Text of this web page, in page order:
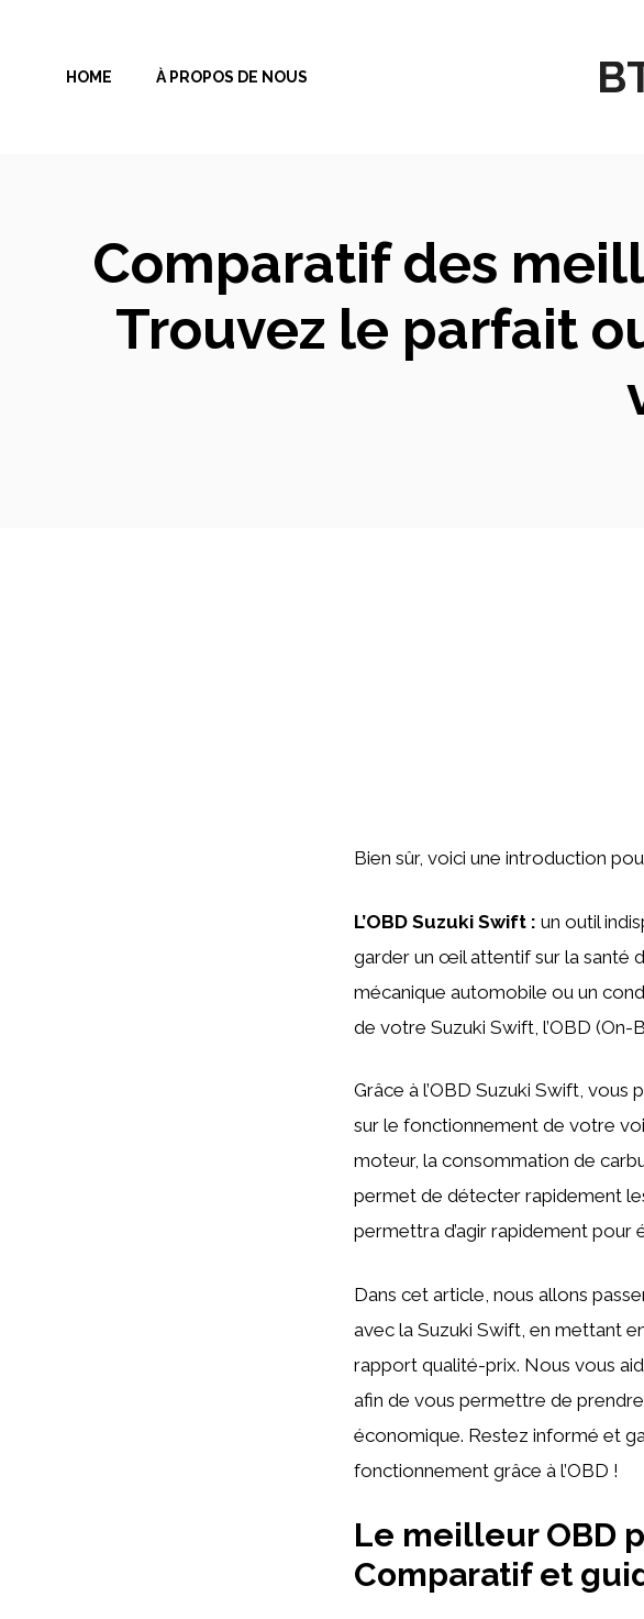
contenuHOME À PROPOS DE NOUS
Comparatif des
Trouvez le parfait
Bien sûr, voici une introduction
L’OBD Suzuki Swift : un outil
garder un œil attentif sur la santé
mécanique automobile ou un
de votre Suzuki Swift, l’OBD
Grâce à l’OBD Suzuki Swift,
sur le fonctionnement de votre
moteur, la consommation de
permet de détecter rapidement
permettra d’agir rapidement
Dans cet article, nous allons
avec la Suzuki Swift, en mettant
rapport qualité-prix. Nous vous
afin de vous permettre de
économique. Restez informé et
fonctionnement grâce à l’OBD !
Le meilleur OBD
Comparatif et